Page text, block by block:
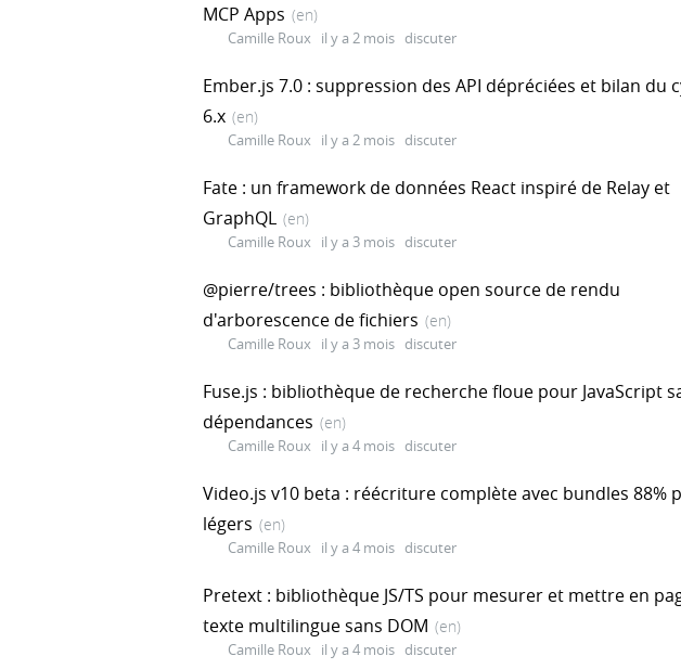
MCP Apps (en)
Camille Roux il y a 2 mois discuter
Ember.js 7.0 : suppression des API dépréciées et bilan du
6.x (en)
Camille Roux il y a 2 mois discuter
Fate : un framework de données React inspiré de Relay et
GraphQL (en)
Camille Roux il y a 3 mois discuter
@pierre/trees : bibliothèque open source de rendu
d'arborescence de fichiers (en)
Camille Roux il y a 3 mois discuter
Fuse.js : bibliothèque de recherche floue pour JavaScript
dépendances (en)
Camille Roux il y a 4 mois discuter
Video.js v10 beta : réécriture complète avec bundles 88%
légers (en)
Camille Roux il y a 4 mois discuter
Pretext : bibliothèque JS/TS pour mesurer et mettre en
texte multilingue sans DOM (en)
Camille Roux il y a 4 mois discuter